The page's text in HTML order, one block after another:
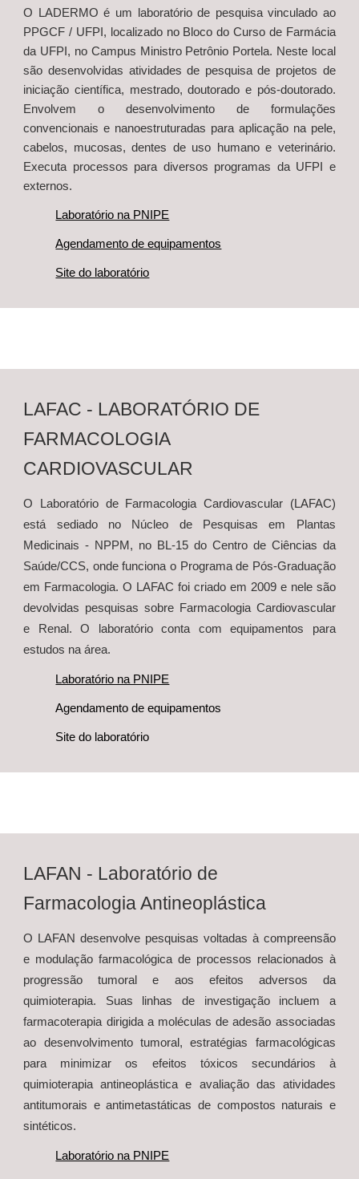
O LADERMO é um laboratório de pesquisa vinculado ao
PPGCF / UFPI, localizado no Bloco do Curso de Farmácia
da UFPI, no Campus Ministro Petrônio Portela. Neste local
são desenvolvidas atividades de pesquisa de projetos de
iniciação científica, mestrado, doutorado e pós-doutorado.
Envolvem o desenvolvimento de formulações
convencionais e nanoestruturadas para aplicação na pele,
cabelos, mucosas, dentes de uso humano e veterinário.
Executa processos para diversos programas da UFPI e
externos.
Laboratório na PNIPE
Agendamento de equipamentos
Site do laboratório
LAFAC - LABORATÓRIO DE
FARMACOLOGIA
CARDIOVASCULAR
O Laboratório de Farmacologia Cardiovascular (LAFAC)
está sediado no Núcleo de Pesquisas em Plantas
Medicinais - NPPM, no BL-15 do Centro de Ciências da
Saúde/CCS, onde funciona o Programa de Pós-Graduação
em Farmacologia. O LAFAC foi criado em 2009 e nele são
devolvidas pesquisas sobre Farmacologia Cardiovascular
e Renal. O laboratório conta com equipamentos para
estudos na área.
Laboratório na PNIPE
Agendamento de equipamentos
Site do laboratório
LAFAN - Laboratório de
FarmacologiaAntineoplástica
O LAFAN desenvolve pesquisas voltadas à compreensão
e modulação farmacológica de processos relacionados à
progressão tumoral e aos efeitos adversos da
quimioterapia. Suas linhas de investigação incluem a
farmacoterapia dirigida a moléculas de adesão associadas
ao desenvolvimento tumoral, estratégias farmacológicas
para minimizar os efeitos tóxicos secundários à
quimioterapia antineoplástica e avaliação das atividades
antitumorais e antimetastáticas de compostos naturais e
sintéticos.
Laboratório na PNIPE